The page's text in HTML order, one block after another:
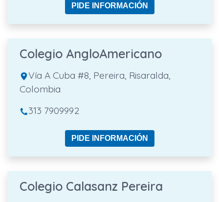
PIDE INFORMACIÓN
Colegio AngloAmericano
Vía A Cuba #8, Pereira, Risaralda,
Colombia
313 7909992
PIDE INFORMACIÓN
Colegio Calasanz Pereira